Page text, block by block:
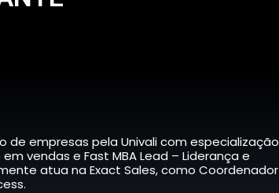
de empresas pela Univali com especialização
vendas e Fast MBA Lead – Liderança e
atua na Exact Sales, como Coordenador